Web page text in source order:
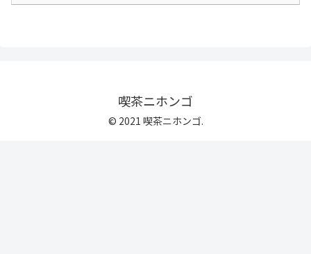
喫茶ニホンゴ
© 2021 喫茶ニホンゴ.